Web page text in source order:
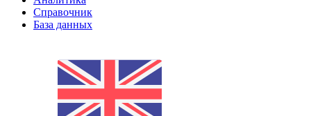
Справочник
База данных